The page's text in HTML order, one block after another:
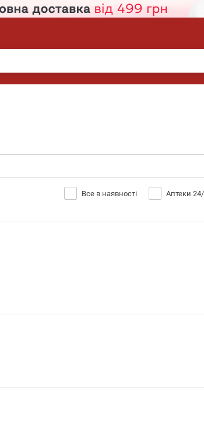
Все в наявності Аптеки